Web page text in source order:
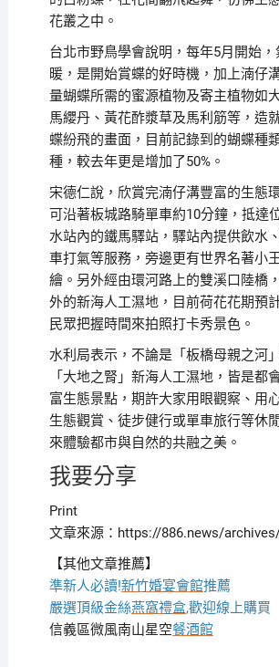
花叢之中。
台北市野鳥學會說明，每年5月開始
暖，是開始賞蝶的好時機，加上湳仔
量蝴蝶所需的蜜源植物及寄主植物如
馬纓丹、黃花酢漿草及馬利筋等，造
蝶紛飛的畫面，目前記錄到的蝴蝶種
種，較去年更是增加了50%。
宋德仁說，欣賞完湳仔溝豐富的生態
可沿著板城路騎單車約10分鐘，抵達
水站內的鐵馬驛站，驛站內提供飲水
車打氣等服務，旁邊更有世界名著小
繪。另外經由環河路上的雙溪口陸橋
外的新海人工濕地，目前荷花花期預
民眾把握時間來拍照打卡秀景色。
水利局表示，不論是「板橋母親之河
「大地之腎」新海人工濕地，皆是都
富生態景點，期許大家用眼觀察、用
生態觀賞、徒步健行或單車旅行等休
來體驗都市與自然的共融之美。
我要分享
Print
文章來源：https://886.news/
【其他文章推薦】
準新人必讀!新竹婚宴會館推薦
嚴選頂級金絲燕窩禮盒,歡迎線上購買
信義區微風南山星空餐酒館